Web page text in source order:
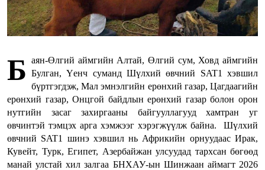
Б аян-Өлгий аймгийн Алтай, Өлгий сум, Ховд аймгийн
Булган, Үенч суманд Шүлхий өвчний SAT1 хэвшил
бүртгэгдэж, Мал эмнэлгийн ерөнхий газар, Цагдаагийн
ерөнхий газар, Онцгой байдлын ерөнхий газар болон орон
нутгийн засаг захиргааны байгууллагууд хамтран уг
өвчинтэй тэмцэх арга хэмжээг хэрэгжүүлж байна. Шүлхий
өвчний SAT1 шинэ хэвшил нь Африкийн орнуудаас Ирак,
Кувейт, Турк, Египет, Азербайжан улсуудад тархсан бөгөөд
манай улстай хил залгаа БНХАУ-ын Шинжаан аймагт 2026